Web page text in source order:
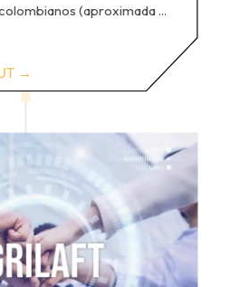
(aproximada ...